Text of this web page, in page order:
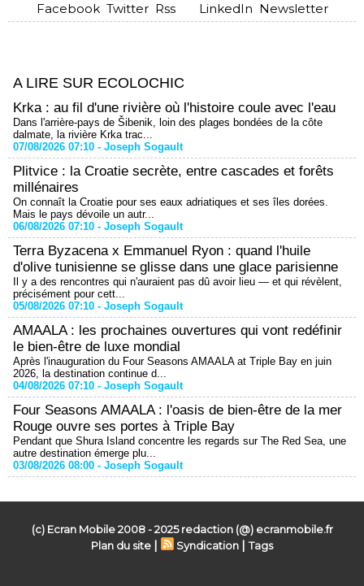
Facebook Twitter Rss LinkedIn Newsletter
A LIRE SUR ECOLOCHIC
Krka : au fil d'une rivière où l'histoire coule avec l'eau
Dans l'arrière-pays de Šibenik, loin des plages bondées de la côte
dalmate, la rivière Krka trac...
07/08/2026 07:10 - Joseph Sogault
Plitvice : la Croatie secrète, entre cascades et forêts
millénaires
On connaît la Croatie pour ses eaux adriatiques et ses îles dorées.
Mais le pays dévoile un autr...
06/08/2026 07:10 - Joseph Sogault
Terra Byzacena x Emmanuel Ryon : quand l'huile
d'olive tunisienne se glisse dans une glace parisienne
Il y a des rencontres qui n'auraient pas dû avoir lieu — et qui révèlent,
précisément pour cett...
05/08/2026 07:10 - Joseph Sogault
AMAALA : les prochaines ouvertures qui vont redéfinir
le bien-être de luxe mondial
Après l'inauguration du Four Seasons AMAALA at Triple Bay en juin
2026, la destination continue d...
04/08/2026 07:10 - Joseph Sogault
Four Seasons AMAALA : l'oasis de bien-être de la mer
Rouge ouvre ses portes à Triple Bay
Pendant que Shura Island concentre les regards sur The Red Sea, une
autre destination émerge plu...
03/08/2026 08:00 - Joseph Sogault
(c) Ecran Mobile 2008 - 2025 redaction (@) ecranmobile.fr
Plan du site | Syndication |Tags